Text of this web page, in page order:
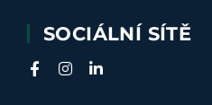
SOCIÁLNÍ SÍTĚ